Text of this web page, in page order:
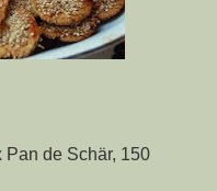
Pan de Schär, 150